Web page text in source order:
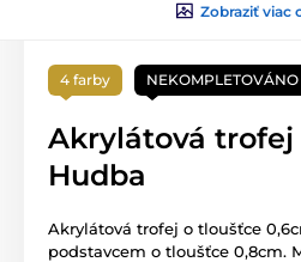
Zobraziť viac
4 farby NEKOMPLETOVÁNO
Akrylátová trofej
Hudba
Akrylátová trofej o tloušťce
podstavcem o tloušťce 0,8cm.